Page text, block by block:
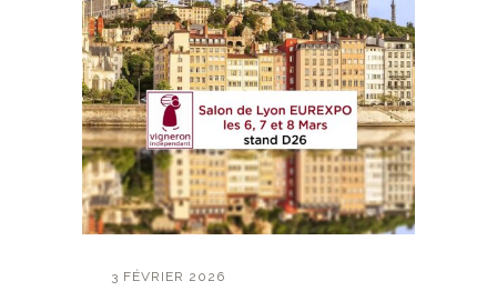
3 FÉVRIER 2026